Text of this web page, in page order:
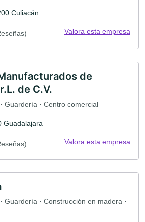
Culiacán
Valora esta empresa
de
de C.V.
Guardería · Centro comercial
Guadalajara
Valora esta empresa
Guardería · Construcción en madera ·